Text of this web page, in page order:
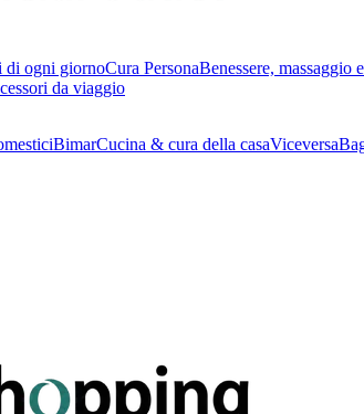
di ogni giornoCura PersonaBenessere, massaggio
da viaggio
BimarCucina & cura della casaViceversa